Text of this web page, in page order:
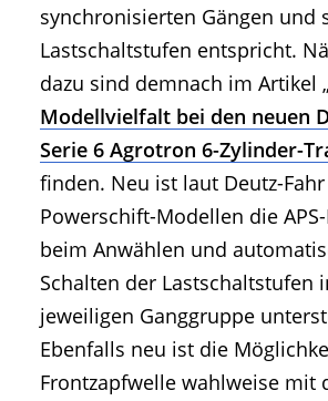
synchronisierten Gängen und
Lastschaltstufen entspricht.
dazu sind demnach im Artikel „
Modellvielfalt bei den neuen
Serie 6 Agrotron 6-Zylinder-
finden. Neu ist laut Deutz-
Powerschift-Modellen die
beim Anwählen und
Schalten der Lastschaltstufen
jeweiligen Ganggruppe
Ebenfalls neu ist die
Frontzapfwelle wahlweise mit